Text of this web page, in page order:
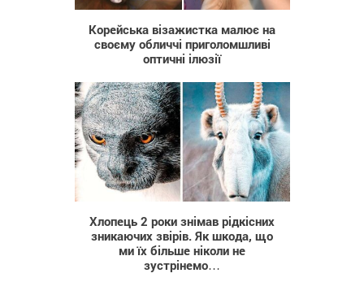
Корейська візажистка малює на
своєму обличчі приголомшливі
оптичні ілюзії
7 783
Хлопець 2 роки знімав рідкісних
зникаючих звірів. Як шкода, що
ми їх більше ніколи не
зустрінемо…